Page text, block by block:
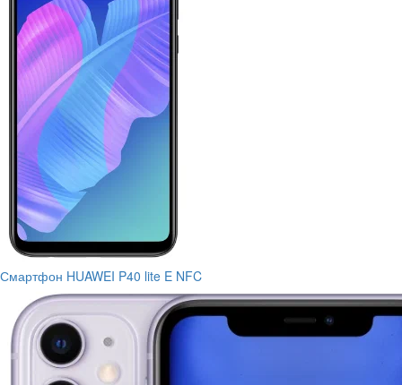
Смартфон HUAWEI P40 lite E NFC